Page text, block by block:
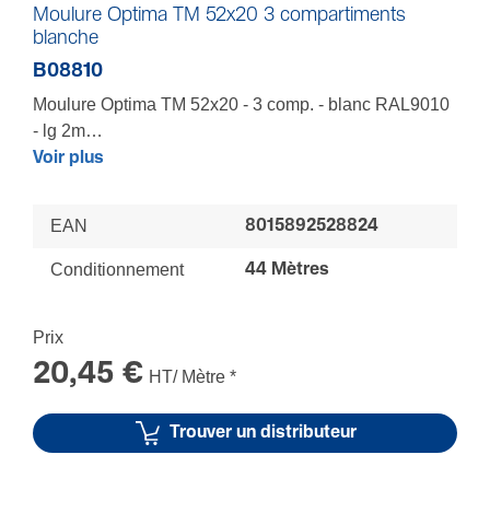
Moulure Optima TM 52x20 3 compartiments
blanche
B08810
Moulure Optima TM 52x20 - 3 comp. - blanc RAL9010
- lg 2m
Cloison guide clou isolante - Séparation courants fort
à clipsage aisé pour un recouvrement parfait - souple,
s’adapte aux supports non plans, accepte tous les
intérieurs - Système complet de moulures, boitiers et
appareillages
Voir plus
EAN 8015892528824
Conditionnement 44 Mètres
Prix
20,45 € HT/ Mètre *
Trouver un distributeur